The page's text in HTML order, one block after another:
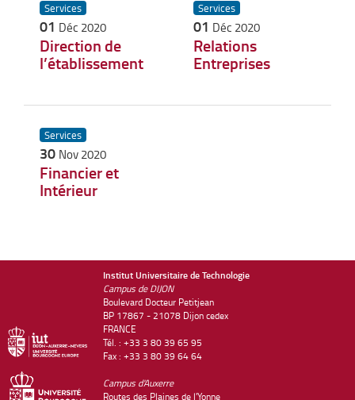
Services
01 Déc 2020
Direction de
l’établissement
Services
01 Déc 2020
Relations
Entreprises
Services
30 Nov 2020
Financier et
Intérieur
Institut Universitaire de Technologie
Campus de DIJON
Boulevard Docteur Petitjean
BP 17867 - 21078 Dijon cedex
FRANCE
Tél. : +33 3 80 39 65 95
Fax : +33 3 80 39 64 64
Campus d'Auxerre
Routes des Plaines de l'Yonne